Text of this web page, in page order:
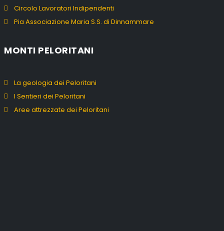
Circolo Lavoratori Indipendenti
Pia Associazione Maria S.S. di Dinnammare
MONTI PELORITANI
La geologia dei Peloritani
I Sentieri dei Peloritani
Aree attrezzate dei Peloritani